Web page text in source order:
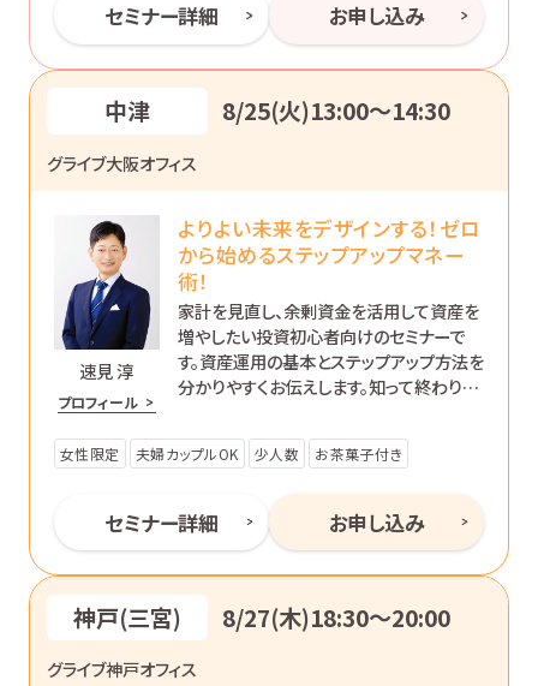
セミナー詳細 お申し込み
中津 8/25(火)13:00〜14:30
グライブ大阪オフィス
速見 淳
プロフィール
よりよい未来をデザインする！ゼロ
から始めるステップアップマネー
術！
家計を見直し、余剰資金を活用して資産を
増やしたい投資初心者向けのセミナーで
す。資産運用の基本とステップアップ方法を
分かりやすくお伝えします。知って終わりで
座です。
女性限定 夫婦カップルOK 少人数 お茶菓子付き
セミナー詳細 お申し込み
神戸(三宮) 8/27(木)18:30〜20:00
グライブ神戸オフィス